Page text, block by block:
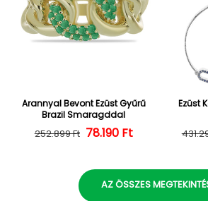
Arannyal Bevont Ezüst Gyűrű
Brazil Smaragddal
Normál ár
252.899 Ft Kedvezményes ár
78.190 Ft
Ezüst
AZ ÖSSZES